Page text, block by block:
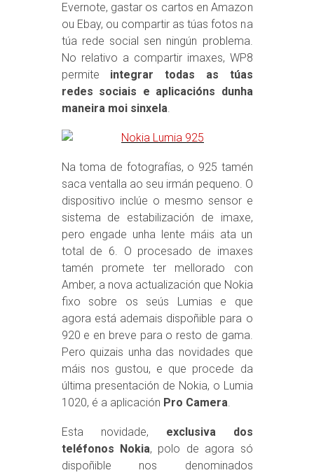
Evernote, gastar os cartos en Amazon
ou Ebay, ou compartir as túas fotos na
túa rede social sen ningún problema.
No relativo a compartir imaxes, WP8
permite integrar todas as túas
redes sociais e aplicacións dunha
maneira moi sinxela.
Na toma de fotografías, o 925 tamén
saca ventalla ao seu irmán pequeno. O
dispositivo inclúe o mesmo sensor e
sistema de estabilización de imaxe,
pero engade unha lente máis ata un
total de 6. O procesado de imaxes
tamén promete ter mellorado con
Amber, a nova actualización que Nokia
fixo sobre os seús Lumias e que
agora está ademais dispoñible para o
920 e en breve para o resto de gama.
Pero quizais unha das novidades que
máis nos gustou, e que procede da
última presentación de Nokia, o Lumia
1020, é a aplicación Pro Camera.
Esta novidade, exclusiva dos
teléfonos Nokia, polo de agora só
dispoñible nos denominados